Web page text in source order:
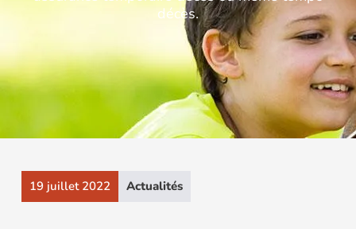
décès.
19 juillet 2022 Actualités